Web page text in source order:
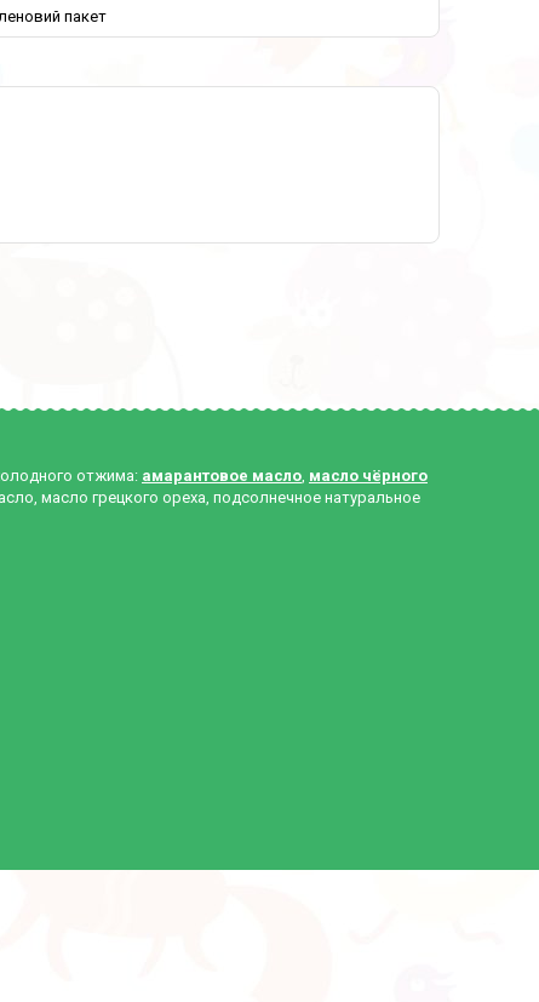
пакет
отжима: амарантовое масло масло чёрного
масло грецкого ореха, подсолнечное натуральное